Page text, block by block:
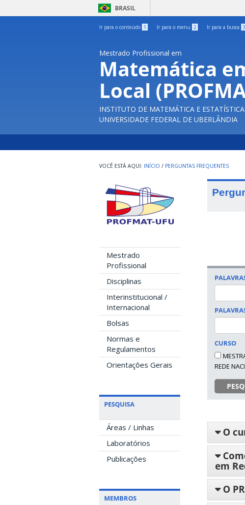
BRASIL
Ir para o conteúdo 1 Ir para o menu 2 Ir para a busca 3
Mestrado Profissional em
Matemática
Local
INSTITUTO DE MATEMÁTICA E ESTATÍSTICA
UNIVERSIDADE FEDERAL DE UBERLÂNDIA
INÍCIO / PERGUNTAS FREQUENTES
Mestrado
Profissional
Disciplinas
Interinstitucional /
Internacional
Bolsas
Normas e
Regulamentos
Orientações Gerais
PESQUISA
Áreas / Linhas
Laboratórios
Publicações
MEMBROS
CURSO
REDE
O
em
O